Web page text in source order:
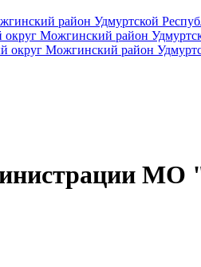
район Удмуртской
Можгинский район
округ Можгинский район